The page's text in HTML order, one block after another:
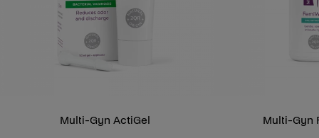
Multi-Gyn ActiGel Multi-Gyn